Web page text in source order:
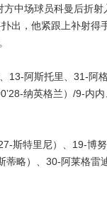
中场球员科曼后折射
出，他紧跟上补射得
阿斯托里、31-阿
纳英格兰）/9-内
斯特里尼）、19-博
略）、30-阿莱格雷